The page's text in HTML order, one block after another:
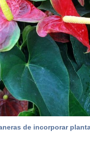
de incorporar